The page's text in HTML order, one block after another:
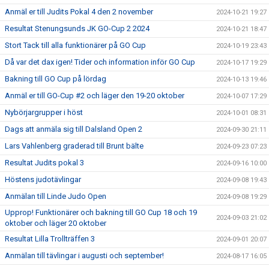
Anmäl er till Judits Pokal 4 den 2 november 2024-10-21 19:27
Resultat Stenungsunds JK GO-Cup 2 2024 2024-10-21 18:47
Stort Tack till alla funktionärer på GO Cup 2024-10-19 23:43
Då var det dax igen! Tider och information inför GO Cup 2024-10-17 19:29
Bakning till GO Cup på lördag 2024-10-13 19:46
Anmäl er till GO-Cup #2 och läger den 19-20 oktober 2024-10-07 17:29
Nybörjargrupper i höst 2024-10-01 08:31
Dags att anmäla sig till Dalsland Open 2 2024-09-30 21:11
Lars Vahlenberg graderad till Brunt bälte 2024-09-23 07:23
Resultat Judits pokal 3 2024-09-16 10:00
Höstens judotävlingar 2024-09-08 19:43
Anmälan till Linde Judo Open 2024-09-08 19:29
Upprop! Funktionärer och bakning till GO Cup 18 och 19
oktober och läger 20 oktober
2024-09-03 21:02
Resultat Lilla Trollträffen 3 2024-09-01 20:07
Anmälan till tävlingar i augusti och september! 2024-08-17 16:05